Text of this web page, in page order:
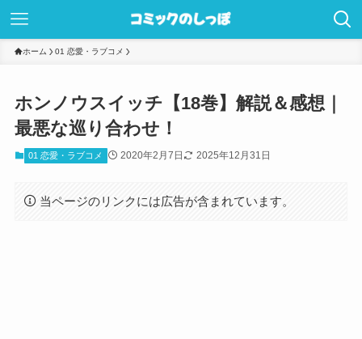
ホーム 01 恋愛・ラブコメ
ホンノウスイッチ【18巻】解説＆感想｜
最悪な巡り合わせ！
01 恋愛・ラブコメ 2020年2月7日 2025年12月31日
当ページのリンクには広告が含まれています。